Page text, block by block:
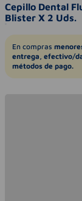
Cepillo Dental
Blister X 2 Uds.
En compras
entrega, efectivo/
métodos de pago.